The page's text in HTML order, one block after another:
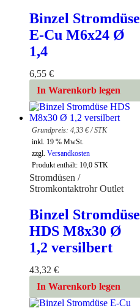
Binzel Stromdüse
E-Cu M6x24 Ø
1,4
6,55 €
In Warenkorb legen
4,33 €/STK
inkl. 19 % MwSt.
zzgl. Versandkosten
Produkt enthält: 10,0 STK
Stromdüsen /
Stromkontaktrohr Outlet
Binzel Stromdüse
HDS M8x30 Ø
1,2 versilbert
43,32 €
In Warenkorb legen